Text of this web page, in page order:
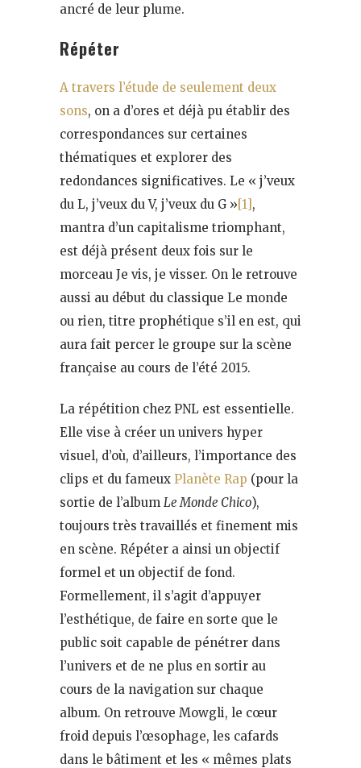
ancré de leur plume.
Répéter
A travers l’étude de seulement deux
sons, on a d’ores et déjà pu établir des
correspondances sur certaines
thématiques et explorer des
redondances significatives. Le « j’veux
du L, j’veux du V, j’veux du G »[1],
mantra d’un capitalisme triomphant,
est déjà présent deux fois sur le
morceau Je vis, je visser. On le retrouve
aussi au début du classique Le monde
ou rien, titre prophétique s’il en est, qui
aura fait percer le groupe sur la scène
française au cours de l’été 2015.
La répétition chez PNL est essentielle.
Elle vise à créer un univers hyper
visuel, d’où, d’ailleurs, l’importance des
clips et du fameux Planète Rap (pour la
sortie de l’album Le Monde Chico),
toujours très travaillés et finement mis
en scène. Répéter a ainsi un objectif
formel et un objectif de fond.
Formellement, il s’agit d’appuyer
l’esthétique, de faire en sorte que le
public soit capable de pénétrer dans
l’univers et de ne plus en sortir au
cours de la navigation sur chaque
album. On retrouve Mowgli, le cœur
froid depuis l’œsophage, les cafards
dans le bâtiment et les « mêmes plats